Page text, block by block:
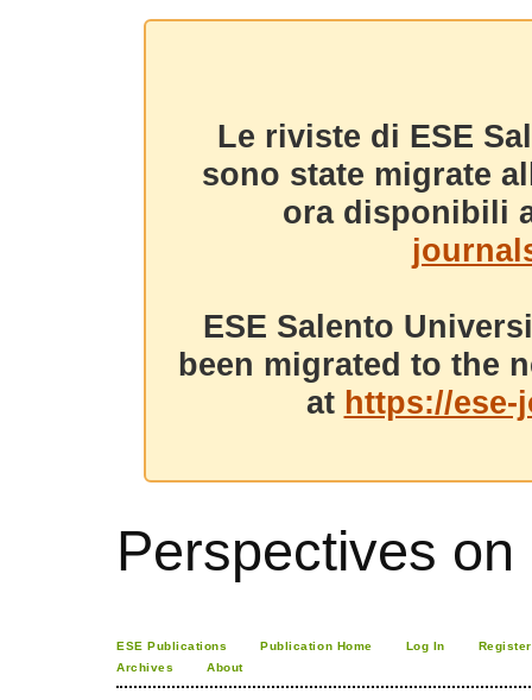
Le riviste di ESE
sono state migrate
ora disponibili
ESE Salento
been migrated to the
at https://
Perspectives
ESE Publications Publication Home Log In
Register
Archives
About